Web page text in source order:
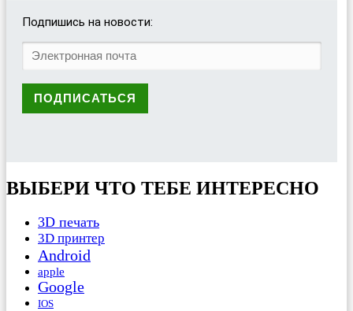
Подпишись на новости:
ВЫБЕРИ ЧТО ТЕБЕ ИНТЕРЕСНО
3D печать
3D принтер
Android
apple
Google
IOS